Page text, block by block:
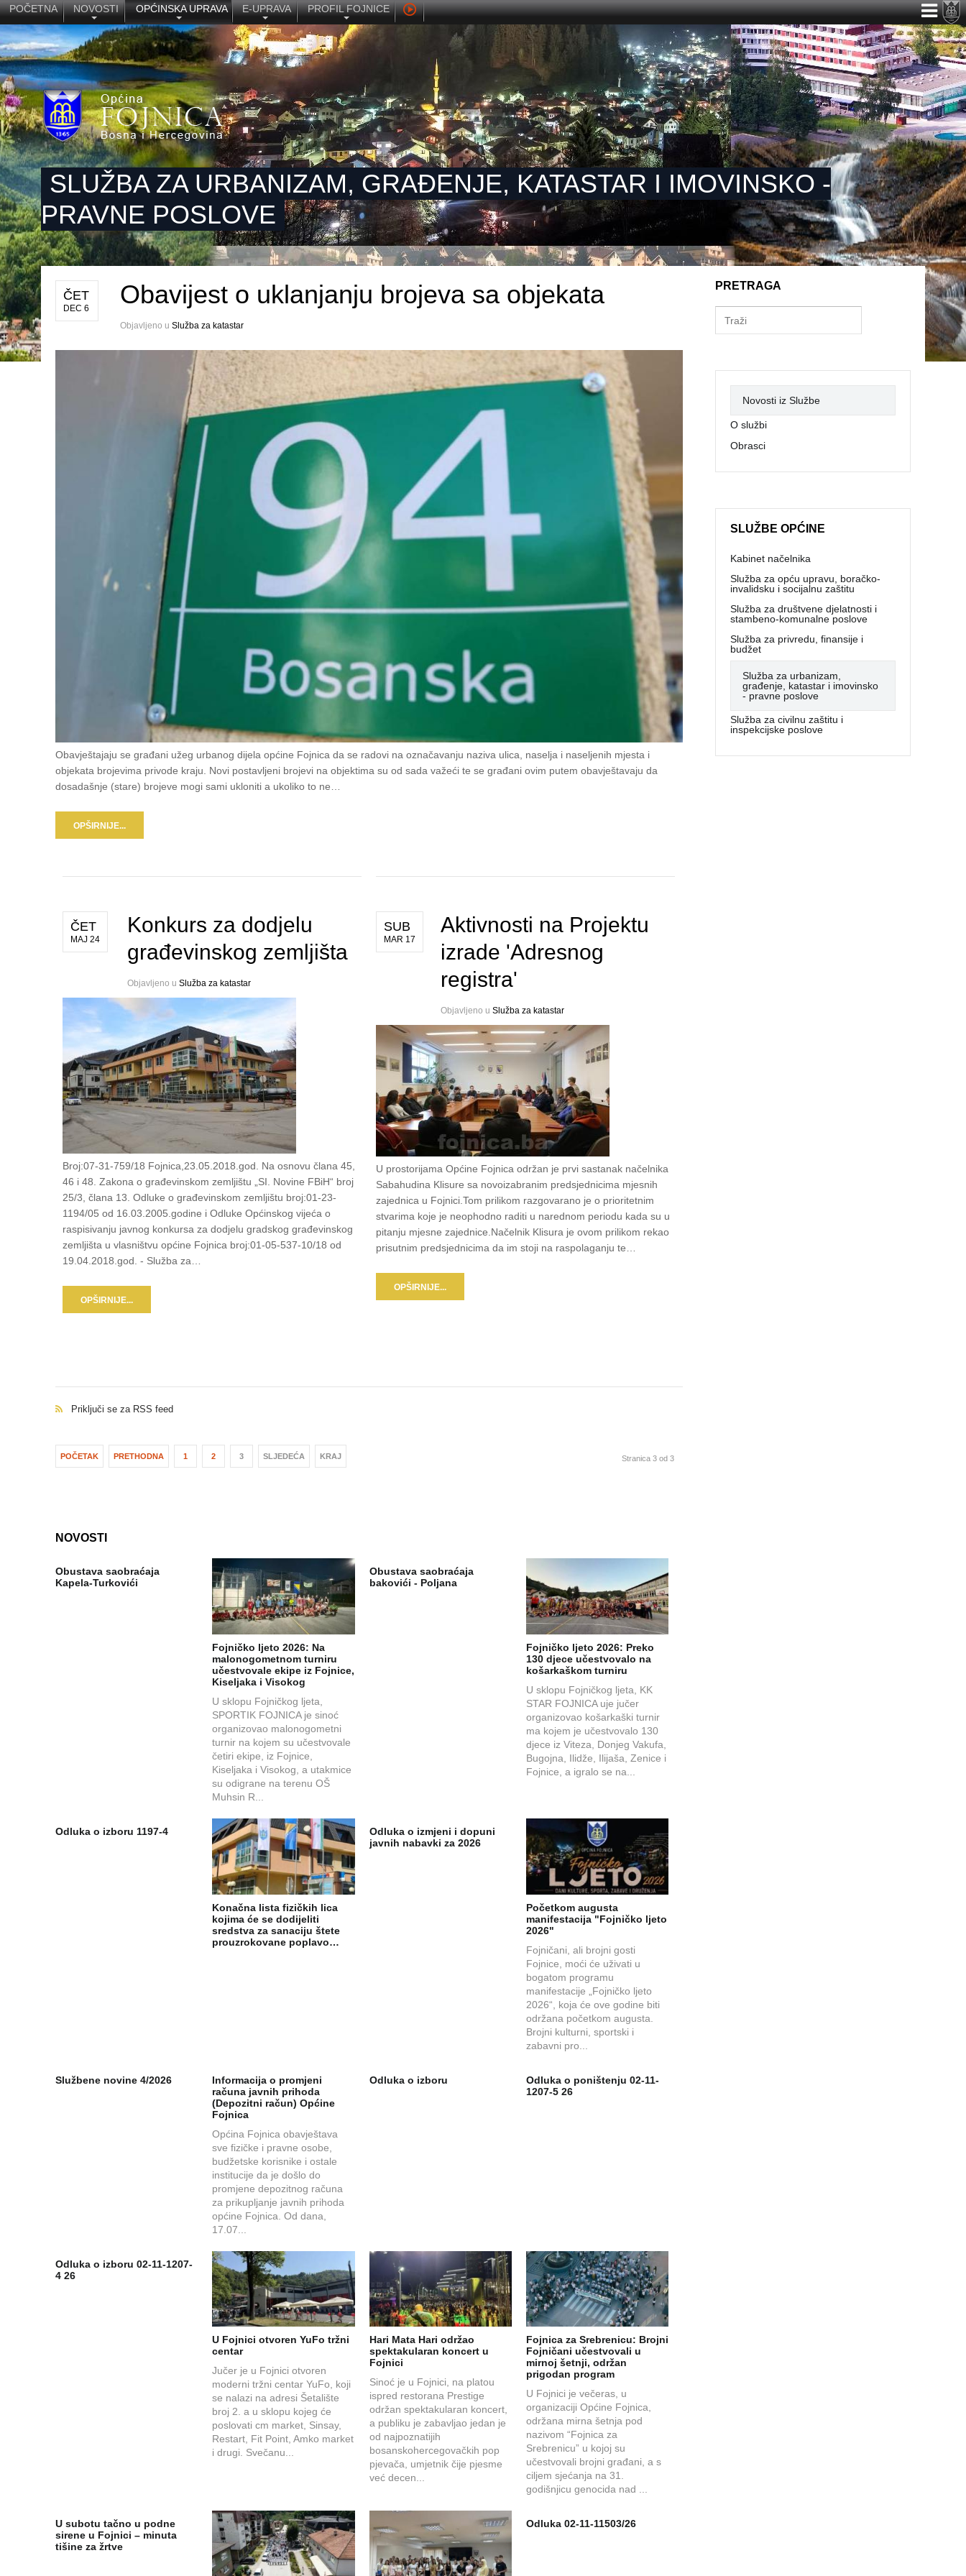
POČETNA NOVOSTI OPĆINSKA UPRAVA E-UPRAVA PROFIL FOJNICE
SLUŽBA ZA URBANIZAM, GRAĐENJE, KATASTAR I IMOVINSKO -
PRAVNE POSLOVE
ČET
DEC 6 Obavijest o uklanjanju brojeva sa objekata
Objavljeno u Služba za katastar
Obavještajaju se građani užeg urbanog dijela općine Fojnica da se radovi na označavanju naziva ulica, naselja i naseljenih mjesta i
objekata brojevima privode kraju. Novi postavljeni brojevi na objektima su od sada važeći te se građani ovim putem obavještavaju da
dosadašnje (stare) brojeve mogi sami ukloniti a ukoliko to ne…
OPŠIRNIJE...
ČET
MAJ 24
Konkurs za dodjelu
građevinskog zemljišta
Objavljeno u Služba za katastar
Broj:07-31-759/18 Fojnica,23.05.2018.god. Na osnovu člana 45,
46 i 48. Zakona o građevinskom zemljištu „SI. Novine FBiH“ broj
25/3, člana 13. Odluke o građevinskom zemljištu broj:01-23-
1194/05 od 16.03.2005.godine i Odluke Općinskog vijeća o
raspisivanju javnog konkursa za dodjelu gradskog građevinskog
zemljišta u vlasništvu općine Fojnica broj:01-05-537-10/18 od
19.04.2018.god. - Služba za…
OPŠIRNIJE...
SUB
MAR 17
Aktivnosti na Projektu
izrade 'Adresnog
registra'
Objavljeno u Služba za katastar
U prostorijama Općine Fojnica održan je prvi sastanak načelnika
Sabahudina Klisure sa novoizabranim predsjednicima mjesnih
zajednica u Fojnici.Tom prilikom razgovarano je o prioritetnim
stvarima koje je neophodno raditi u narednom periodu kada su u
pitanju mjesne zajednice.Načelnik Klisura je ovom prilikom rekao
prisutnim predsjednicima da im stoji na raspolaganju te…
OPŠIRNIJE...
Priključi se za RSS feed
POČETAK PRETHODNA 1 2 3 SLJEDEĆA KRAJ Stranica 3 od 3
NOVOSTI
Obustava saobraćaja
Kapela-Turkovići
Fojničko ljeto 2026: Na
malonogometnom turniru
učestvovale ekipe iz Fojnice,
Kiseljaka i Visokog
U sklopu Fojničkog ljeta,
SPORTIK FOJNICA je sinoć
organizovao malonogometni
turnir na kojem su učestvovale
četiri ekipe, iz Fojnice,
Kiseljaka i Visokog, a utakmice
su odigrane na terenu OŠ
Muhsin R...
Obustava saobraćaja
bakovići - Poljana
Fojničko ljeto 2026: Preko
130 djece učestvovalo na
košarkaškom turniru
U sklopu Fojničkog ljeta, KK
STAR FOJNICA uje jučer
organizovao košarkaški turnir
ma kojem je učestvovalo 130
djece iz Viteza, Donjeg Vakufa,
Bugojna, Ilidže, Ilijaša, Zenice i
Fojnice, a igralo se na...
Odluka o izboru 1197-4
Konačna lista fizičkih lica
kojima će se dodijeliti
sredstva za sanaciju štete
prouzrokovane poplavo…
Odluka o izmjeni i dopuni
javnih nabavki za 2026
Početkom augusta
manifestacija "Fojničko ljeto
2026"
Fojničani, ali brojni gosti
Fojnice, moći će uživati u
bogatom programu
manifestacije „Fojničko ljeto
2026“, koja će ove godine biti
održana početkom augusta.
Brojni kulturni, sportski i
zabavni pro...
Službene novine 4/2026
Informacija o promjeni
računa javnih prihoda
(Depozitni račun) Općine
Fojnica
Općina Fojnica obavještava
sve fizičke i pravne osobe,
budžetske korisnike i ostale
institucije da je došlo do
promjene depozitnog računa
za prikupljanje javnih prihoda
općine Fojnica. Od dana,
17.07...
Odluka o izboru
Odluka o poništenju 02-11-
1207-5 26
Odluka o izboru 02-11-1207-
4 26
U Fojnici otvoren YuFo tržni
centar
Jučer je u Fojnici otvoren
moderni tržni centar YuFo, koji
se nalazi na adresi Šetalište
broj 2. a u sklopu kojeg će
poslovati cm market, Sinsay,
Restart, Fit Point, Amko market
i drugi. Svečanu...
Hari Mata Hari održao
spektakularan koncert u
Fojnici
Sinoć je u Fojnici, na platou
ispred restorana Prestige
održan spektakularan koncert,
a publiku je zabavljao jedan je
od najpoznatijih
bosanskohercegovačkih pop
pjevača, umjetnik čije pjesme
već decen...
Fojnica za Srebrenicu: Brojni
Fojničani učestvovali u
mirnoj šetnji, održan
prigodan program
U Fojnici je večeras, u
organizaciji Općine Fojnica,
održana mirna šetnja pod
nazivom “Fojnica za
Srebrenicu” u kojoj su
učestvovali brojni građani, a s
ciljem sjećanja na 31.
godišnjicu genocida nad ...
U subotu tačno u podne
sirene u Fojnici – minuta
tišine za žrtve
Odluka 02-11-11503/26
PRETRAGA
Novosti iz Službe
O službi
Obrasci
SLUŽBE OPĆINE
Kabinet načelnika
Služba za opću upravu, boračko-
invalidsku i socijalnu zaštitu
Služba za društvene djelatnosti i
stambeno-komunalne poslove
Služba za privredu, finansije i
budžet
Služba za urbanizam,
građenje, katastar i imovinsko
- pravne poslove
Služba za civilnu zaštitu i
inspekcijske poslove